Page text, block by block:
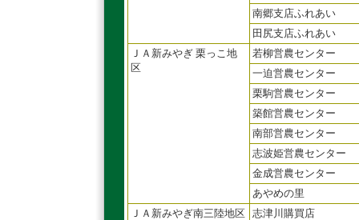
南郷支店ふれあい
田尻支店ふれあい
ＪＡ新みやぎ 栗っこ地
区
若柳営農センター
一迫営農センター
栗駒営農センター
築館営農センター
南部営農センター
志波姫営農センター
金成営農センター
あやめの里
ＪＡ新みやぎ南三陸地区 志津川購買店